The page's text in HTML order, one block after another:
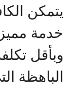
يتمكن
خدمة
وبأقل
الباهظة